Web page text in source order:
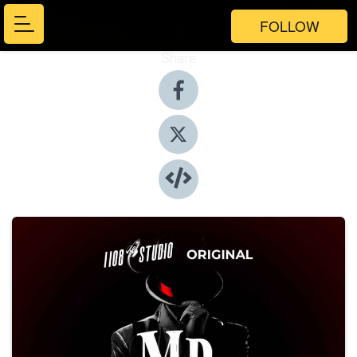
FOLLOW
Share